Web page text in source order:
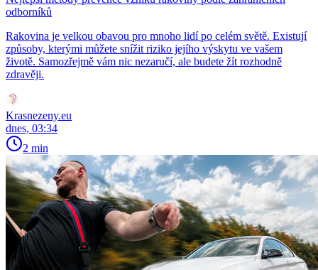
odborníků
Rakovina je velkou obavou pro mnoho lidí po celém světě. Existují
způsoby, kterými můžete snížit riziko jejího výskytu ve vašem
životě. Samozřejmě vám nic nezaručí, ale budete žít rozhodně
zdravěji.
Krasnezeny.eu
dnes, 03:34
2 min